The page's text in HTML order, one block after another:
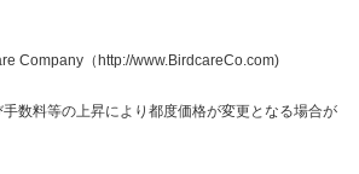
Company（ http://www.BirdcareCo.com)
数料等の上昇により都度価格が変更となる場合が